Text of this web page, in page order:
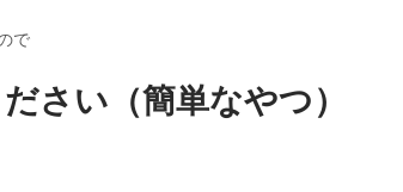
で
さい （簡単なやつ）